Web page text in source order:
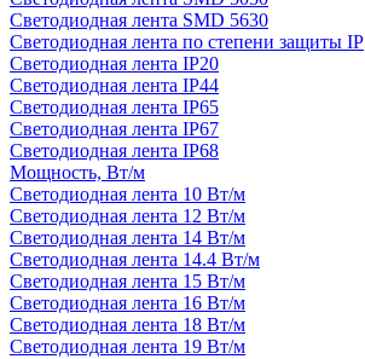
Светодиодная лента SMD 5630
Светодиодная лента по степени защиты IP
Светодиодная лента IP20
Светодиодная лента IP44
Светодиодная лента IP65
Светодиодная лента IP67
Светодиодная лента IP68
Мощность, Вт/м
Светодиодная лента 10 Вт/м
Светодиодная лента 12 Вт/м
Светодиодная лента 14 Вт/м
Светодиодная лента 14.4 Вт/м
Светодиодная лента 15 Вт/м
Светодиодная лента 16 Вт/м
Светодиодная лента 18 Вт/м
Светодиодная лента 19 Вт/м